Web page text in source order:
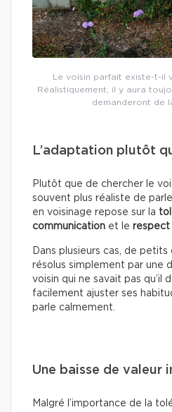
Le voisin parfait existe-t-il
Réalistiquement, il y aura
demanderont de
L’adaptation plutôt
Plutôt que de chercher le
souvent plus réaliste de
en voisinage repose sur la
communication et le respect
Dans plusieurs cas, de
résolus simplement par une
voisin qui ne savait pas qu’il
facilement ajuster ses
parle calmement.
Une baisse de valeur
Malgré l’importance de la